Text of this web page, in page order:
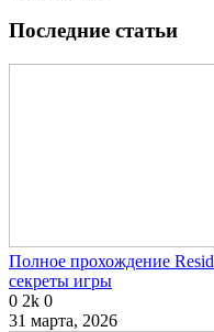
Последние статьи
Полное прохождение
секреты игры
0 2k 0
31 марта, 2026